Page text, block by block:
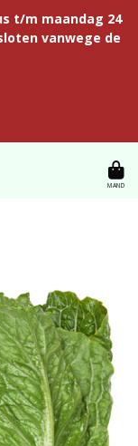
t/m maandag 24
vanwege de
MAND